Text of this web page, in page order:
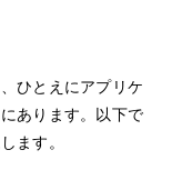
ひとえにアプリケ
あります。以下で
ます。